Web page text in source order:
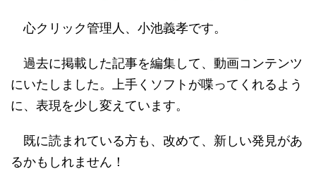
心クリック管理人、小池義孝です。
過去に掲載した記事を編集して、動画コンテンツ
にいたしました。上手くソフトが喋ってくれるよう
に、表現を少し変えています。
既に読まれている方も、改めて、新しい発見があ
るかもしれません！